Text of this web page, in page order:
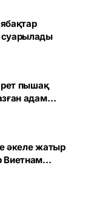
рет пышақ
адам
әкеле жатыр
Виетнам